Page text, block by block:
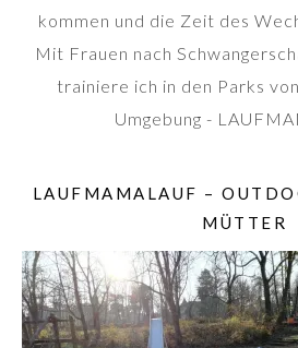
kommen und die Zeit des
Mit Frauen nach
trainiere ich in den Parks
Umgebung -
LAUFMAMALAUF –
MÜTTER